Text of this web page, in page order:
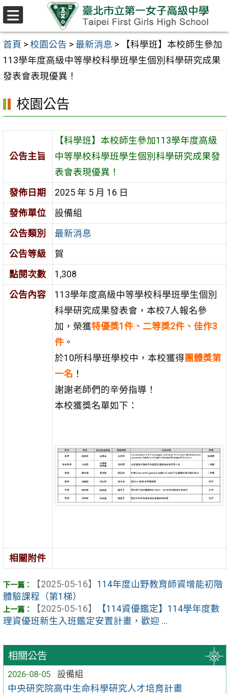
跳至主要內容區
首頁 > 校園公告 > 最新消息 >
【科學班】本校師生參加
113學年度高級中等學校科學班學生個別科學研究成果
發表會表現優異！
相關公告
2026-08-05
設備組
中央研究院高中生命科學研究人才培育計畫
校園公告
公告主旨
【科學班】本校師生參加113學年度高級
中等學校科學班學生個別科學研究成果發
表會表現優異！
發佈日期
2025 年 5 月 16 日
發佈單位
設備組
公告類別
最新消息
公告等級
賀
點閱次數
1,308
公告內容
113學年度高級中等學校科學班學生個別
科學研究成果發表會，本校7人報名參
加，榮獲特優獎1件、二等獎2件、佳作3
件。
於10所科學班學校中，本校獲得 團體獎第
一名 ！
謝謝老師們的辛勞指導！
本校獲獎名單如下：
相關附件
【2025-05-16】 114年度山野教育師資增能初階
體驗課程（第1梯）
【2025-05-16】
【114資優鑑定】114學年度數
理資優班新生入班鑑定安置計畫，歡迎 ...
選
單